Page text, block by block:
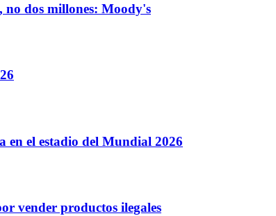
dos millones: Moody's
en el estadio del Mundial 2026
vender productos ilegales